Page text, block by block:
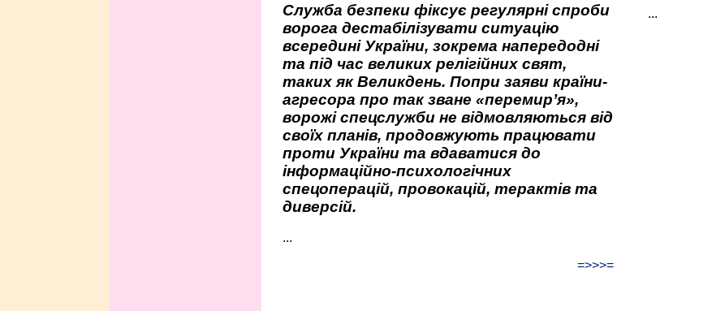
Служба безпеки фіксує регулярні спроби
ворога дестабілізувати ситуацію
всередині України, зокрема напередодні
та під час великих релігійних свят,
таких як Великдень. Попри заяви країни-
агресора про так зване «перемир’я»,
ворожі спецслужби не відмовляються від
своїх планів, продовжують працювати
проти України та вдаватися до
інформаційно-психологічних
спецоперацій, провокацій, терактів та
диверсій.
...
=>>>=
...